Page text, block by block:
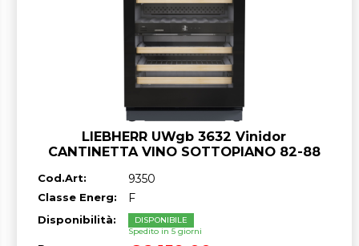
LIEBHERR UWgb 3632 Vinidor
CANTINETTA VINO SOTTOPIANO 82-88
RICHIEDI UN PREVENTIVO
Cod.Art: 9350
Classe Energ: F
Disponibilità:
DISPONIBILE
Spedito in 5 giorni